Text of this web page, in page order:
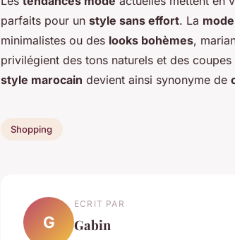
parfaits pour un style sans effort. La
minimalistes ou des looks bohèmes,
privilégient des tons naturels et des
style marocain devient ainsi synonyme de
Shopping
G
ECRIT PAR
Gabin